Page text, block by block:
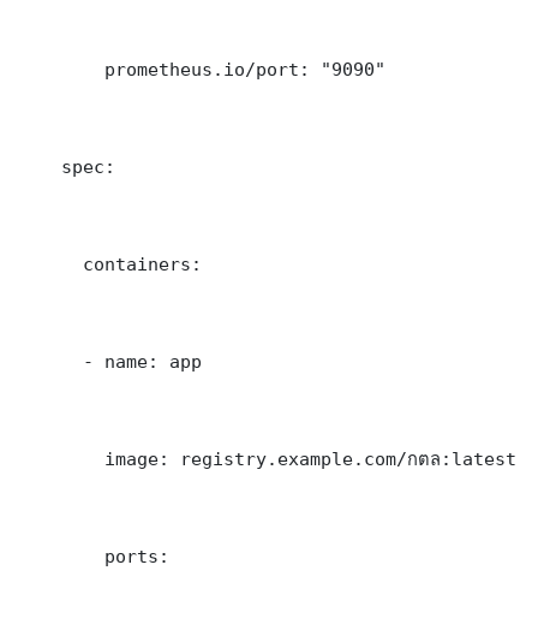
        prometheus.io/port: "9090"
    spec:
      containers:
      - name: app
        image: registry.example.com/กตล:latest
        ports: